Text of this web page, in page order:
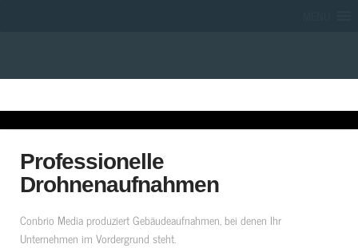
Professionelle
Drohnenaufnahmen
Conbrio Media produziert Gebäudeaufnahmen, bei denen Ihr
Unternehmen im Vordergrund steht.